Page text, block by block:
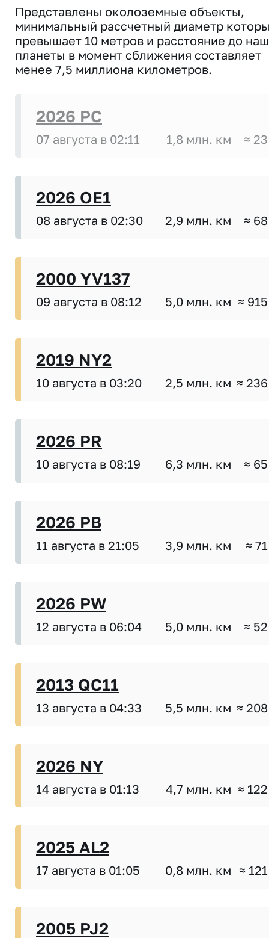
Представлены околоземные объекты,
минимальный рассчетный диаметр
превышает 10 метров и расстояние до
планеты в момент сближения составляет
менее 7,5 миллиона километров.
2026 PC
07 августа в 02:11 1,8 млн. км ≈
2026 OE1
08 августа в 02:30 2,9 млн. км ≈
2000 YV137
09 августа в 08:12 5,0 млн. км ≈
2019 NY2
10 августа в 03:20 2,5 млн. км ≈
2026 PR
10 августа в 08:19 6,3 млн. км ≈
2026 PB
11 августа в 21:05 3,9 млн. км ≈
2026 PW
12 августа в 06:04 5,0 млн. км ≈
2013 QC11
13 августа в 04:33 5,5 млн. км ≈
2026 NY
14 августа в 01:13 4,7 млн. км ≈
2025 AL2
17 августа в 01:05 0,8 млн. км ≈
2005 PJ2